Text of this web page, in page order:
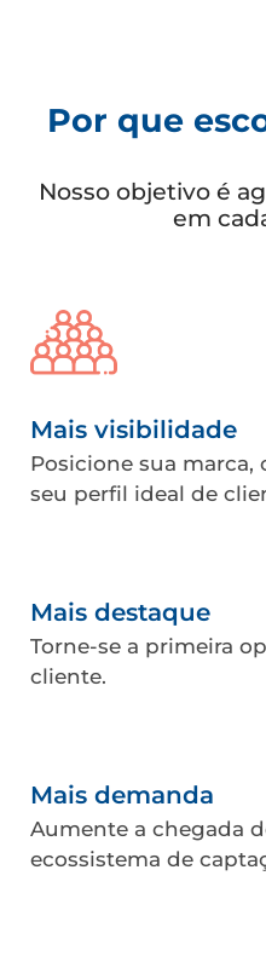
Por que
Nosso objetivo é
em
Mais visibilidade
Posicione sua marca,
seu perfil ideal de
Mais destaque
Torne-se a primeira
cliente.​
Mais demanda
Aumente a chegada
ecossistema de